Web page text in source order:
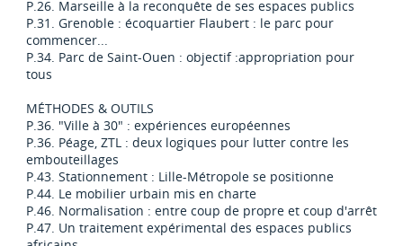
P.26. Marseille à la reconquête de ses espaces publics
P.31. Grenoble : écoquartier Flaubert : le parc pour
commencer...
P.34. Parc de Saint-Ouen : objectif :appropriation pour
tous
MÉTHODES & OUTILS
P.36. "Ville à 30" : expériences européennes
P.36. Péage, ZTL : deux logiques pour lutter contre les
embouteillages
P.43. Stationnement : Lille-Métropole se positionne
P.44. Le mobilier urbain mis en charte
P.46. Normalisation : entre coup de propre et coup d'arrêt
P.47. Un traitement expérimental des espaces publics